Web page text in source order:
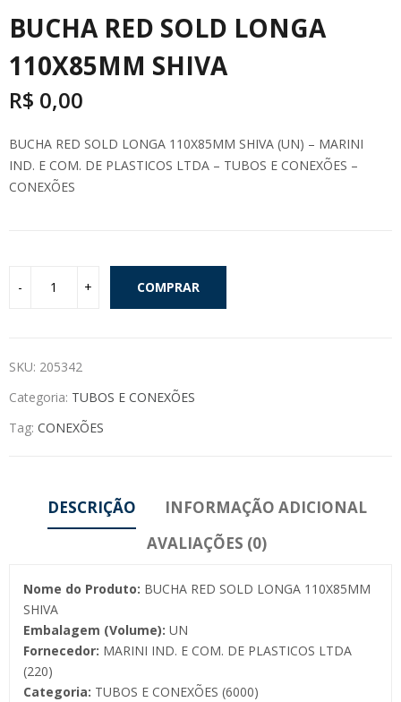
BUCHA RED SOLD LONGA
110X85MM SHIVA
R$ 0,00
BUCHA RED SOLD LONGA 110X85MM SHIVA (UN) – MARINI
IND. E COM. DE PLASTICOS LTDA – TUBOS E CONEXÕES –
CONEXÕES
COMPRAR
SKU: 205342
Categoria: TUBOS E CONEXÕES
Tag: CONEXÕES
DESCRIÇÃO
INFORMAÇÃO ADICIONAL
AVALIAÇÕES (0)
Nome do Produto: BUCHA RED SOLD LONGA 110X85MM
SHIVA
Embalagem (Volume): UN
Fornecedor: MARINI IND. E COM. DE PLASTICOS LTDA
(220)
Categoria: TUBOS E CONEXÕES (6000)